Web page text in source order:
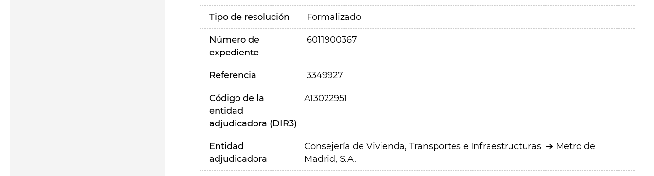
Tipo de resolución Formalizado
Número de
expediente
6011900367
Referencia 3349927
Código de la
entidad
adjudicadora (DIR3)
A13022951
Entidad
adjudicadora
Consejería de Vivienda, Transportes e Infraestructuras
Metro de
Madrid, S.A.